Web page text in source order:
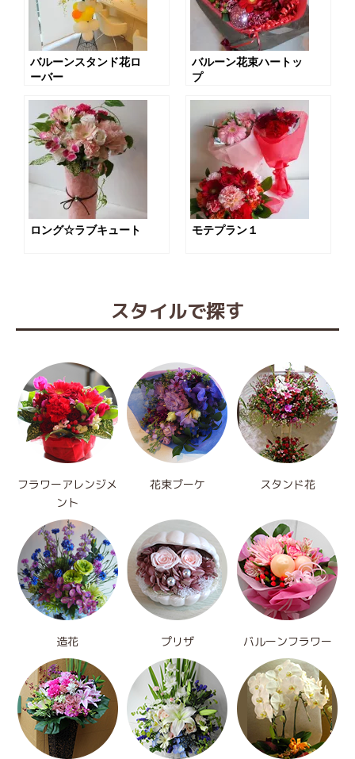
バルーンスタンド花ロ
ーバー
バルーン花束ハートッ
プ
ロング☆ラブキュート モテプラン１
スタイルで探す
フラワーアレンジメ
ント
花束ブーケ スタンド花
造花 プリザ バルーンフラワー